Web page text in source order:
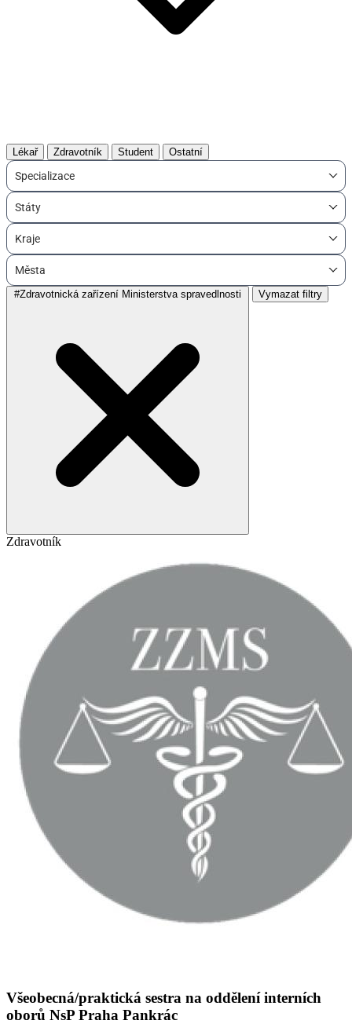
Lékař Zdravotník Student Ostatní
Specializace
Státy
Kraje
Města
#Zdravotnická zařízení Ministerstva spravedlnosti Vymazat filtry
Zdravotník
Všeobecná/praktická sestra na oddělení interních
oborů NsP Praha Pankrác